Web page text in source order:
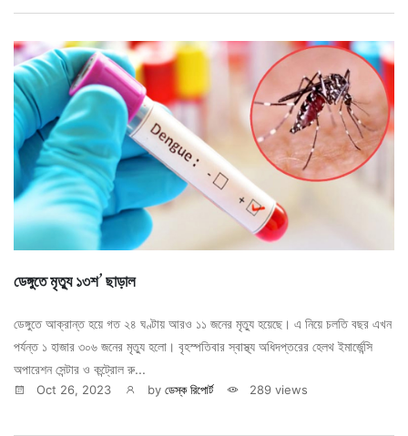
ডেঙ্গুতে মৃত্যু ১৩শ’ ছাড়াল
ডেঙ্গুতে আক্রান্ত হয়ে গত ২৪ ঘণ্টায় আরও ১১ জনের মৃত্যু হয়েছে। এ নিয়ে চলতি বছর এখন
পর্যন্ত ১ হাজার ৩০৬ জনের মৃত্যু হলো। বৃহস্পতিবার স্বাস্থ্য অধিদপ্তরের হেলথ ইমার্জেন্সি
অপারেশন সেন্টার ও কন্ট্রোল রু...
Oct 26, 2023 by ডেস্ক রিপোর্ট 289 views